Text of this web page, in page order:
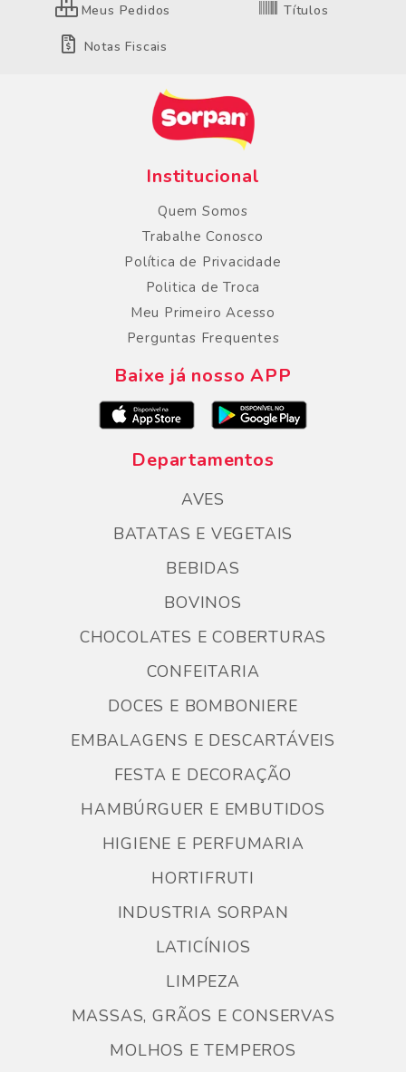
Meus Pedidos Títulos
Notas Fiscais
Institucional
Quem Somos
Trabalhe Conosco
Política de Privacidade
Politica de Troca
Meu Primeiro Acesso
Perguntas Frequentes
Baixe já nosso APP
Departamentos
AVES
BATATAS E VEGETAIS
BEBIDAS
BOVINOS
CHOCOLATES E COBERTURAS
CONFEITARIA
DOCES E BOMBONIERE
EMBALAGENS E DESCARTÁVEIS
FESTA E DECORAÇÃO
HAMBÚRGUER E EMBUTIDOS
HIGIENE E PERFUMARIA
HORTIFRUTI
INDUSTRIA SORPAN
LATICÍNIOS
LIMPEZA
MASSAS, GRÃOS E CONSERVAS
MOLHOS E TEMPEROS